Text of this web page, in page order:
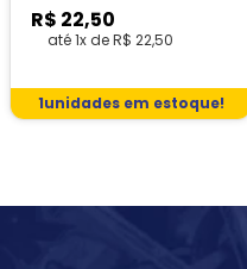
1unidades em estoque!
R$ 22,50
até1x deR$ 22,50